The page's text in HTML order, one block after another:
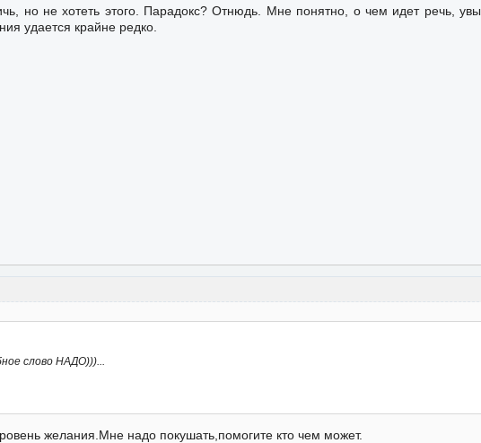
но не хотеть этого. Парадокс? Отнюдь. Мне понятно, о чем идет речь, увы,
удается крайне редко.
слово НАДО)))...
желания.Мне надо покушать,помогите кто чем может.